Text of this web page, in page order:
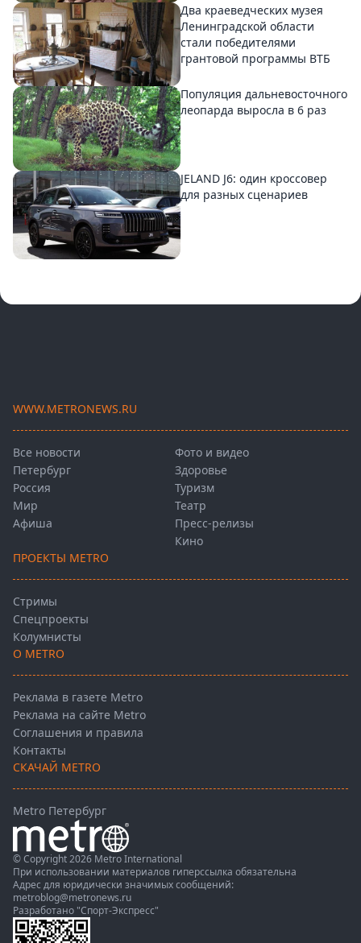
Два краеведческих музея
Ленинградской области
стали победителями
грантовой программы ВТБ
Популяция дальневосточного
леопарда выросла в 6 раз
JELAND J6: один кроссовер
для разных сценариев
WWW.METRONEWS.RU
Все новости
Петербург
Россия
Мир
Афиша
Фото и видео
Здоровье
Туризм
Театр
Пресс-релизы
Кино
ПРОЕКТЫ METRO
Стримы
Спецпроекты
Колумнисты
О METRO
Реклама в газете Metro
Реклама на сайте Metro
Соглашения и правила
Контакты
СКАЧАЙ METRO
Metro Петербург
© Copyright 2026 Metro International
При использовании материалов гиперссылка обязательна
Адрес для юридически значимых сообщений:
metroblog@metronews.ru
Разработано "Спорт-Экспресс"